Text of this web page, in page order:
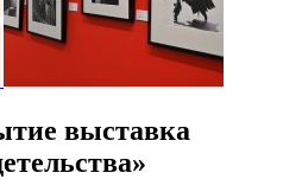
выставка